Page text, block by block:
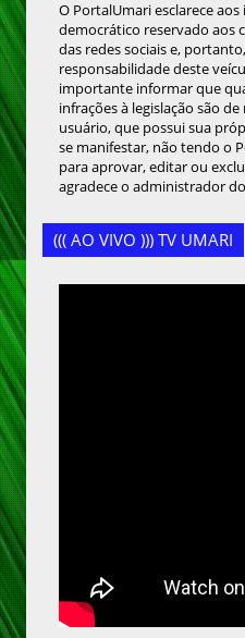
O PortalUmari esclarece
democrático reservado aos
das redes sociais e,
responsabilidade deste
importante informar que
infrações à legislação são
usuário, que possui sua
se manifestar, não tendo o
para aprovar, editar ou
agradece o administrador
((( AO VIVO ))) TV UMARI